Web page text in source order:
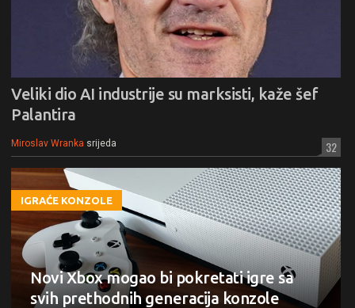
Veliki dio AI industrije su marksisti, kaže šef
Palantira
Miroslav Wranka srijeda 32
IGRAĆE KONZOLE
Novi Xbox mogao bi pokretati igre sa
svih prethodnih generacija konzole